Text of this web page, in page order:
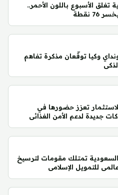
تغلق الأسبوع باللون الأحمر..
نقطة
وكيا توقّعان مذكرة تفاهم
للاستثمار تعزز حضورها في
جديدة لدعم الأمن الغذائي
تمتلك مقومات لترسيخ
للتمويل الإسلامي